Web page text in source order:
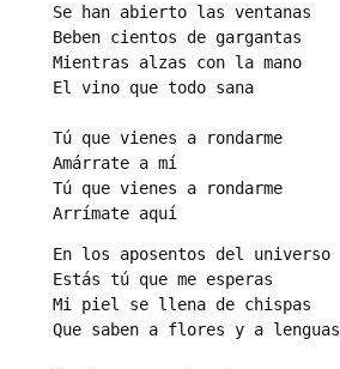
Se han abierto las ventanas
Beben cientos de gargantas
Mientras alzas con la mano
El vino que todo sana
Tú que vienes a rondarme
Amárrate a mí
Tú que vienes a rondarme
Arrímate aquí
En los aposentos del universo
Estás tú que me esperas
Mi piel se llena de chispas
Que saben a flores y a lenguas